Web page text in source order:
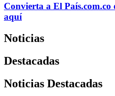
Convierta a El País.com.co
aquí
Noticias
Destacadas
Noticias Destacadas